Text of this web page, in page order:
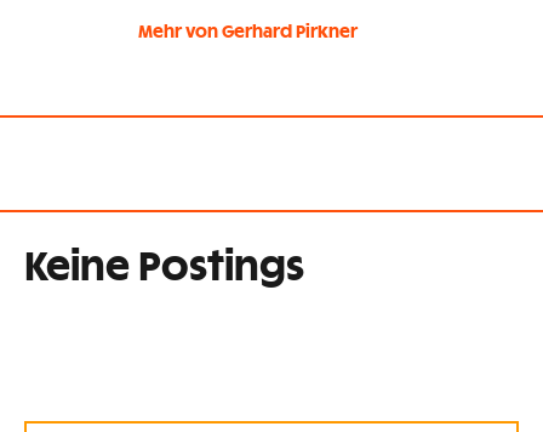
Mehr von Gerhard Pirkner
Keine Postings